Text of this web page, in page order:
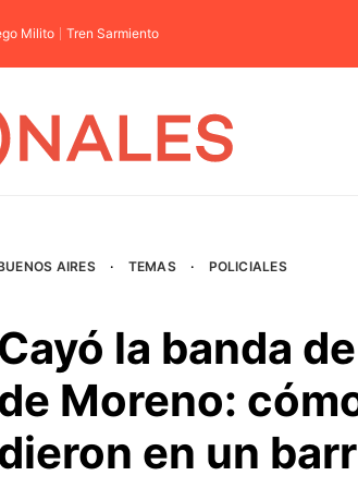
Milito Tren Sarmiento
AIRES · TEMAS · POLICIALES
Cayó la banda
Moreno:
en un